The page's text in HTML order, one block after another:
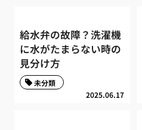
給水弁の故障？洗濯機
に水がたまらない時の
見分け方
2025.06.17
未分類